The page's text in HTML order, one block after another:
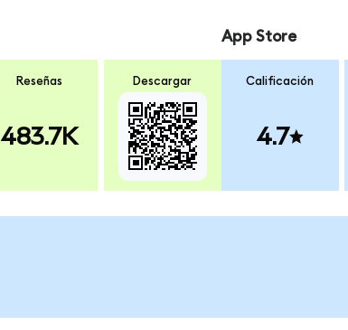
Reseñas
483.7K
Descargar
App Store
Calificación
4.7